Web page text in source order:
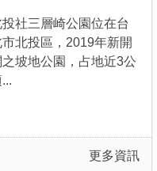
投社三層崎公園位在台
市北投區，2019年新開
之坡地公園，占地近3公
更多資訊